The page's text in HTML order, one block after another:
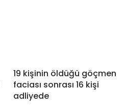
19 kişinin öldüğü göçmen
faciası sonrası 16 kişi
adliyede